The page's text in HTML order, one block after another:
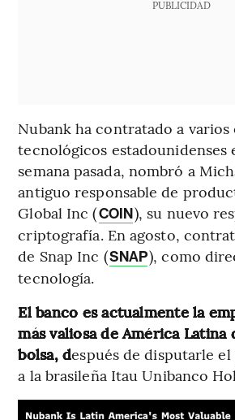
PUBLICIDAD
Nubank ha contratado a varios
tecnológicos estadounidenses
semana pasada, nombró a
antiguo responsable de
Global Inc (COIN), su nuevo
criptografía. En agosto,
de Snap Inc (SNAP), como
tecnología.
El banco es actualmente la
más valiosa de América Latina
bolsa, después de disputarle
a la brasileña Itau Unibanco